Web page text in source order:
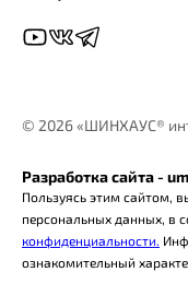
© 2026 «ШИНХАУС®
Разработка сайта -
Пользуясь этим сайтом,
персональных данных, в
конфиденциальности.
ознакомительный